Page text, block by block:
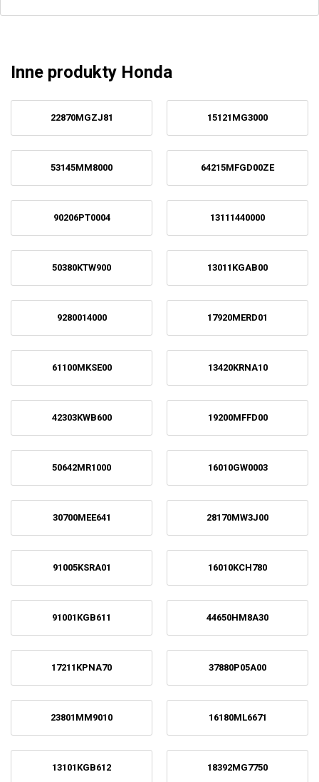
Inne produkty Honda
22870MGZJ81 15121MG3000
53145MM8000 64215MFGD00ZE
90206PT0004 13111440000
50380KTW900 13011KGAB00
9280014000 17920MERD01
61100MKSE00 13420KRNA10
42303KWB600 19200MFFD00
50642MR1000 16010GW0003
30700MEE641 28170MW3J00
91005KSRA01 16010KCH780
91001KGB611 44650HM8A30
17211KPNA70 37880P05A00
23801MM9010 16180ML6671
13101KGB612 18392MG7750